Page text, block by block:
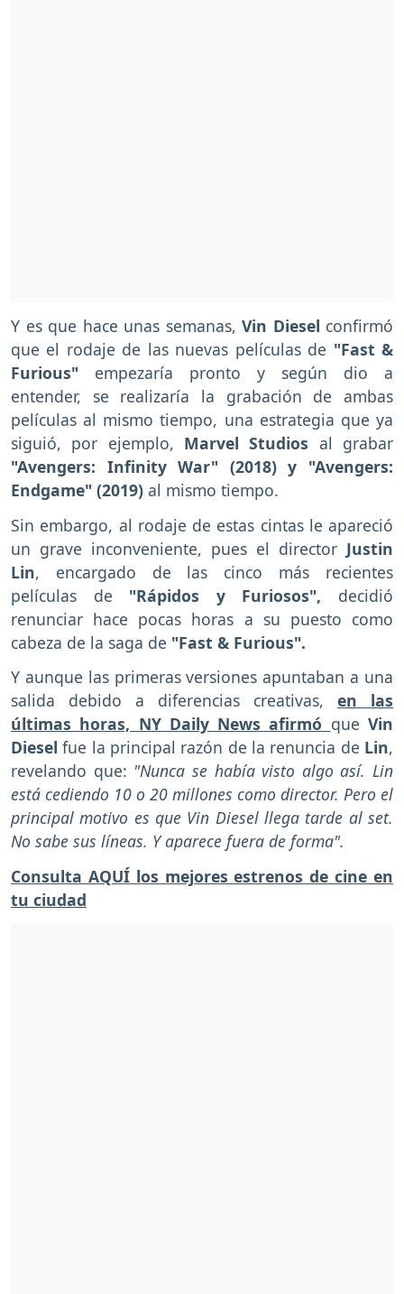
Y es que hace unas semanas, Vin Diesel confirmó
que el rodaje de las nuevas películas de "Fast &
Furious" empezaría pronto y según dio a
entender, se realizaría la grabación de ambas
películas al mismo tiempo, una estrategia que ya
siguió, por ejemplo, Marvel Studios al grabar
"Avengers: Infinity War" (2018) y "Avengers:
Endgame" (2019) al mismo tiempo.
Sin embargo, al rodaje de estas cintas le apareció
un grave inconveniente, pues el director Justin
Lin, encargado de las cinco más recientes
películas de "Rápidos y Furiosos", decidió
renunciar hace pocas horas a su puesto como
cabeza de la saga de "Fast & Furious".
Y aunque las primeras versiones apuntaban a una
salida debido a diferencias creativas, en las
últimas horas, NY Daily News afirmó queVin
Diesel fue la principal razón de la renuncia de Lin,
revelando que: "Nunca se había visto algo así. Lin
está cediendo 10 o 20 millones como director. Pero el
principal motivo es que Vin Diesel llega tarde al set.
No sabe sus líneas. Y aparece fuera de forma".
Consulta AQUÍ los mejores estrenos de cine en
tu ciudad